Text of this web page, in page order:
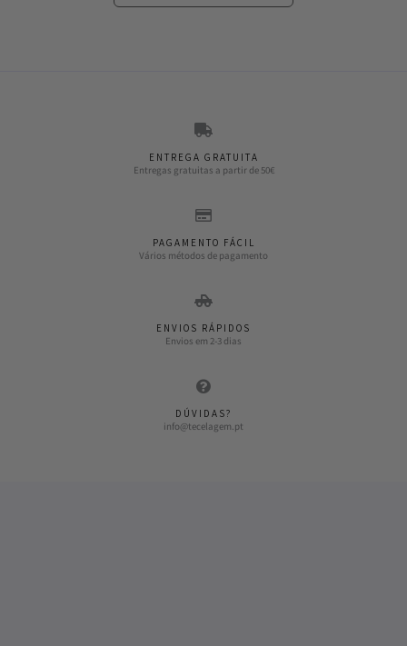
ENTREGA GRATUITA
Entregas gratuitas a partir de 50€
PAGAMENTO FÁCIL
Vários métodos de pagamento
ENVIOS RÁPIDOS
Envios em 2-3 dias
DÚVIDAS?
info@tecelagem.pt